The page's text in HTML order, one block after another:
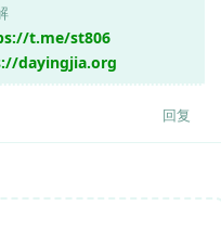
t.me/st806
dayingjia.org
回复